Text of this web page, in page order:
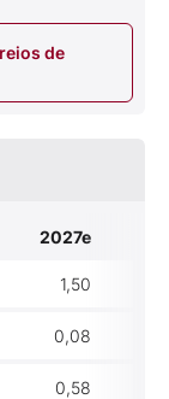
de
2027e
1,50
0,08
0,58